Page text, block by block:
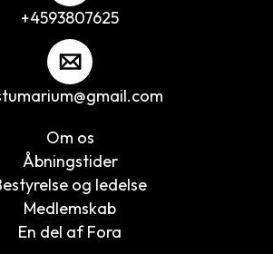
+4593807625
Om os
Åbningstider
og ledelse
Medlemskab
En del af Fora